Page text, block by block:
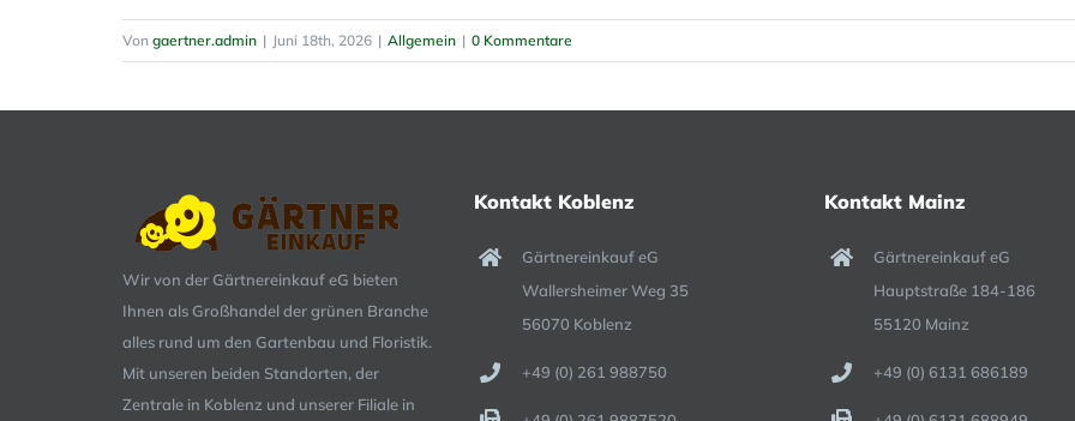
Von gaertner.admin | Juni 18th, 2026 | Allgemein | 0 Kommentare
Wir von der Gärtnereinkauf eG bieten
Ihnen als Großhandel der grünen Branche
alles rund um den Gartenbau und Floristik.
Mit unseren beiden Standorten, der
Zentrale in Koblenz und unserer Filiale in
Kontakt Koblenz
Gärtnereinkauf eG
Wallersheimer Weg 35
56070 Koblenz
+49 (0) 261 988750
Kontakt Mainz
Gärtnereinkauf eG
Hauptstraße 184-186
55120 Mainz
+49 (0) 6131 686189